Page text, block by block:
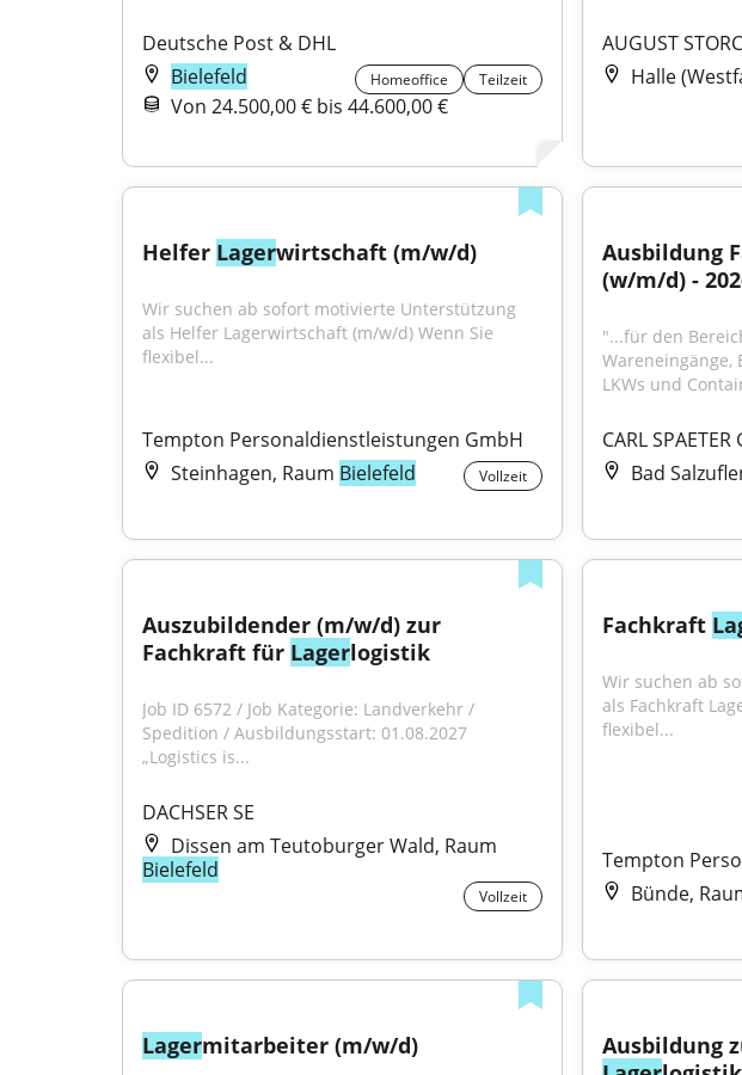
Deutsche Post & DHL
Bielefeld
Homeoffice Teilzeit
Von 24.500,00 € bis 44.600,00 €
AUGUST
Halle
Helfer Lagerwirtschaft (m/w/d)
Wir suchen ab sofort motivierte Unterstützung
als Helfer Lagerwirtschaft (m/w/d) Wenn Sie
flexibel...
Tempton Personaldienstleistungen GmbH
Steinhagen, Raum Bielefeld Vollzeit
Ausbildung
(w/m/d) -
"...für den
Wareneingänge,
LKWs und
CARL
Bad
Auszubildender (m/w/d) zur
Fachkraft für Lagerlogistik
Job ID 6572 / Job Kategorie: Landverkehr /
Spedition / Ausbildungsstart: 01.08.2027
„Logistics is...
DACHSER SE
Dissen am Teutoburger Wald, Raum
Bielefeld
Vollzeit
Fachkraft
Wir suchen ab
als Fachkraft
flexibel...
Tempton
Bünde,
Lagermitarbeiter (m/w/d)